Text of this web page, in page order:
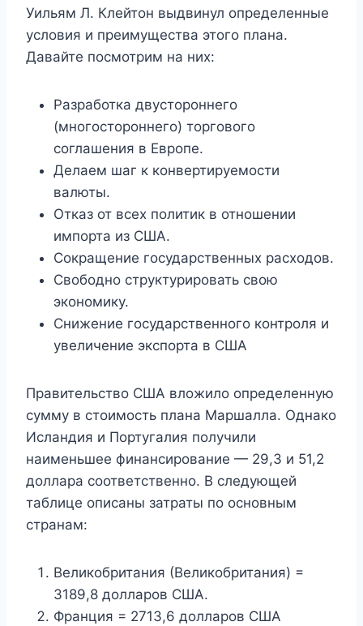
Уильям Л. Клейтон выдвинул определенные
условия и преимущества этого плана.
Давайте посмотрим на них:
Разработка двустороннего
(многостороннего) торгового
соглашения в Европе.
Делаем шаг к конвертируемости
валюты.
Отказ от всех политик в отношении
импорта из США.
Сокращение государственных расходов.
Свободно структурировать свою
экономику.
Снижение государственного контроля и
увеличение экспорта в США
Правительство США вложило определенную
сумму в стоимость плана Маршалла. Однако
Исландия и Португалия получили
наименьшее финансирование — 29,3 и 51,2
доллара соответственно. В следующей
таблице описаны затраты по основным
странам:
Великобритания (Великобритания) =
3189,8 долларов США.
Франция = 2713,6 долларов США